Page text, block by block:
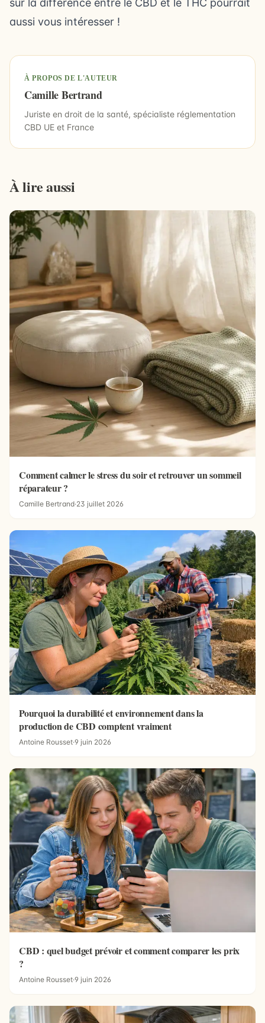
sur la différence entre le CBD et le THC pourrait
aussi vous intéresser !
À PROPOS DE L'AUTEUR
Camille Bertrand
Juriste en droit de la santé, spécialiste réglementation
CBD UE et France
À lire aussi
Comment calmer le stress du soir et retrouver un sommeil
réparateur ?
Camille Bertrand·23 juillet 2026
Pourquoi la durabilité et environnement dans la
production de CBD comptent vraiment
Antoine Rousset·9 juin 2026
CBD : quel budget prévoir et comment comparer les prix
?
Antoine Rousset·9 juin 2026